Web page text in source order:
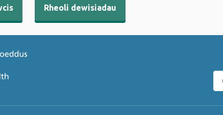
Rheoli dewisiadau